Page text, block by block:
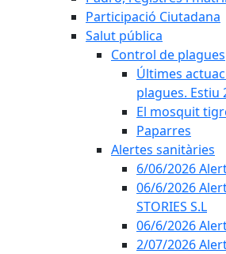
Participació Ciutadana
Salut pública
Control de plagues
Últimes
plagues. Estiu
El mosquit
Paparres
Alertes sanitàries
6/06/2026
06/6/2026
STORIES S.L
06/6/2026
2/07/2026